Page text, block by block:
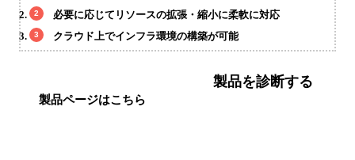
必要に応じてリソースの拡張・縮小に柔軟に対応
クラウド上でインフラ環境の構築が可能
製品ページはこちら
製品を診断する